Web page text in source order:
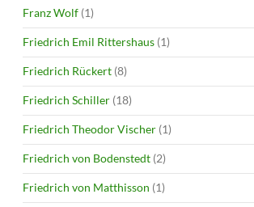
Franz Wolf (1)
Friedrich Emil Rittershaus (1)
Friedrich Rückert (8)
Friedrich Schiller (18)
Friedrich Theodor Vischer (1)
Friedrich von Bodenstedt (2)
Friedrich von Matthisson (1)